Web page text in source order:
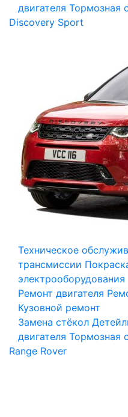
двигателя Тормозная
Discovery Sport
Техническое
трансмиссии
электрооборудования
Ремонт двигателя
Кузовной ремонт
Замена стёкол
двигателя Тормозная
Range Rover